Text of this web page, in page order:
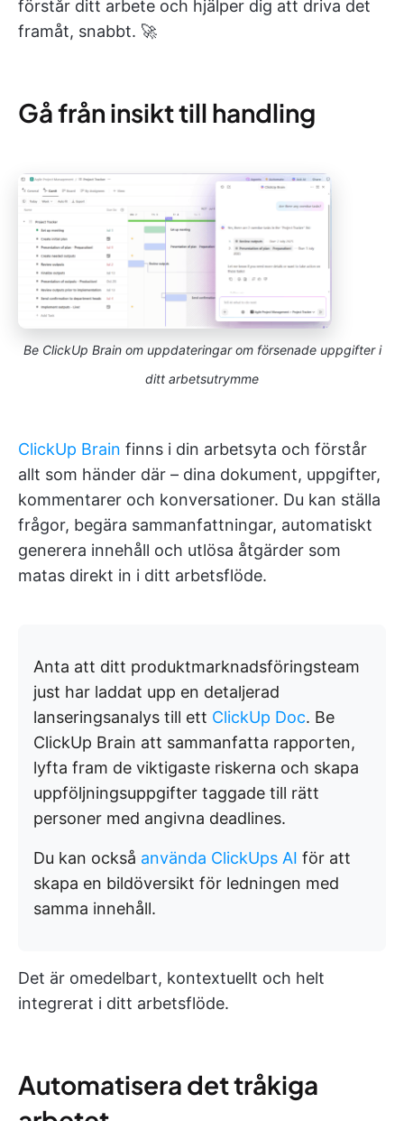
förstår ditt arbete och hjälper dig att driva det
framåt, snabbt. 🚀
Gå från insikt till handling
Be ClickUp Brain om uppdateringar om försenade uppgifter i
ditt arbetsutrymme
ClickUp Brain finns i din arbetsyta och förstår
allt som händer där – dina dokument, uppgifter,
kommentarer och konversationer. Du kan ställa
frågor, begära sammanfattningar, automatiskt
generera innehåll och utlösa åtgärder som
matas direkt in i ditt arbetsflöde.
Anta att ditt produktmarknadsföringsteam
just har laddat upp en detaljerad
lanseringsanalys till ett ClickUp Doc. Be
ClickUp Brain att sammanfatta rapporten,
lyfta fram de viktigaste riskerna och skapa
uppföljningsuppgifter taggade till rätt
personer med angivna deadlines.
Du kan också använda ClickUps AI för att
skapa en bildöversikt för ledningen med
samma innehåll.
Det är omedelbart, kontextuellt och helt
integrerat i ditt arbetsflöde.
Automatisera det tråkiga